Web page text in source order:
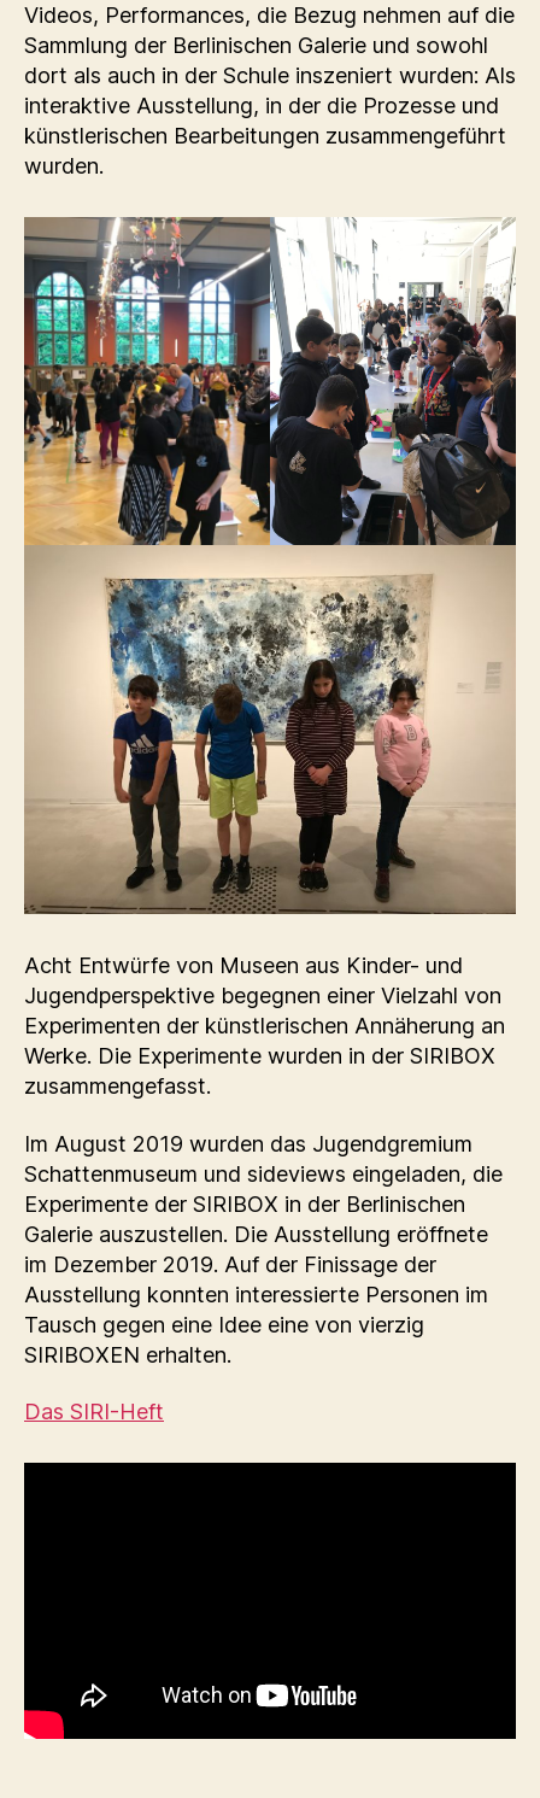
Videos, Performances, die Bezug nehmen auf die
Sammlung der Berlinischen Galerie und sowohl
dort als auch in der Schule inszeniert wurden: Als
interaktive Ausstellung, in der die Prozesse und
künstlerischen Bearbeitungen zusammengeführt
wurden.
Acht Entwürfe von Museen aus Kinder- und
Jugendperspektive begegnen einer Vielzahl von
Experimenten der künstlerischen Annäherung an
Werke. Die Experimente wurden in der SIRIBOX
zusammengefasst.
Im August 2019 wurden das Jugendgremium
Schattenmuseum und sideviews eingeladen, die
Experimente der SIRIBOX in der Berlinischen
Galerie auszustellen. Die Ausstellung eröffnete
im Dezember 2019. Auf der Finissage der
Ausstellung konnten interessierte Personen im
Tausch gegen eine Idee eine von vierzig
SIRIBOXEN erhalten.
Das SIRI-Heft